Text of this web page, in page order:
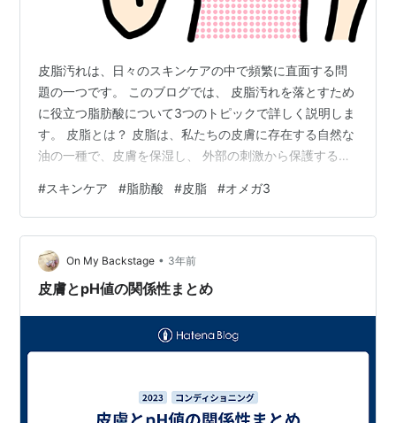
皮脂汚れは、日々のスキンケアの中で頻繁に直面する問
題の一つです。 このブログでは、 皮脂汚れを落とすため
に役立つ脂肪酸について3つのトピックで詳しく説明しま
す。 皮脂とは？ 皮脂は、私たちの皮膚に存在する自然な
油の一種で、皮膚を保湿し、 外部の刺激から保護する役
と、毛穴を塞ぎ、ニキビや黒ずみの原因となります。 脂
肪酸とは？ 脂肪酸は、皮脂を分解し、毛穴の汚れを浮き
出させることができます。 一部の洗顔料や化粧水には、
この脂肪酸が含まれています。 特に、ラウリン酸、カプ
リル酸、カプリック酸などが皮脂汚れに効果的です。 皮
#スキンケア #脂肪酸 #皮脂 #オメガ3
On My Backstage • 3年前
皮膚とpH値の関係性まとめ